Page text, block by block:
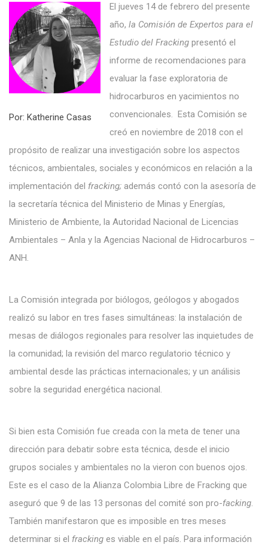
Por: Katherine Casas
El jueves 14 de febrero del presente
año, la Comisión de Expertos para el
Estudio del Fracking presentó el
informe de recomendaciones para
evaluar la fase exploratoria de
hidrocarburos en yacimientos no
convencionales. Esta Comisión se
creó en noviembre de 2018 con el
propósito de realizar una investigación sobre los aspectos
técnicos, ambientales, sociales y económicos en relación a la
implementación del fracking; además contó con la asesoría de
la secretaría técnica del Ministerio de Minas y Energías,
Ministerio de Ambiente, la Autoridad Nacional de Licencias
Ambientales – Anla y la Agencias Nacional de Hidrocarburos –
ANH.
La Comisión integrada por biólogos, geólogos y abogados
realizó su labor en tres fases simultáneas: la instalación de
mesas de diálogos regionales para resolver las inquietudes de
la comunidad; la revisión del marco regulatorio técnico y
ambiental desde las prácticas internacionales; y un análisis
sobre la seguridad energética nacional.
Si bien esta Comisión fue creada con la meta de tener una
dirección para debatir sobre esta técnica, desde el inicio
grupos sociales y ambientales no la vieron con buenos ojos.
Este es el caso de la Alianza Colombia Libre de Fracking que
aseguró que 9 de las 13 personas del comité son pro-facking.
También manifestaron que es imposible en tres meses
determinar si el fracking es viable en el país. Para información